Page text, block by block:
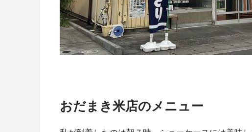
おだまき米店のメニュー